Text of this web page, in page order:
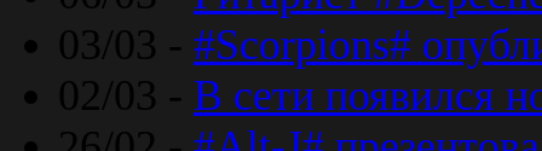
03/03 - #Scorpions#
02/03 - В сети появился